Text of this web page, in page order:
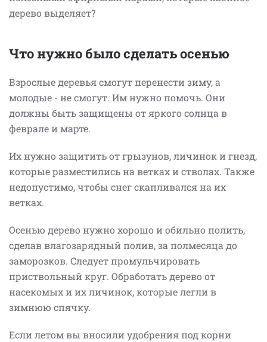
дерево выделяет?
Что нужно было сделать осенью
Взрослые деревья смогут перенести зиму, а
молодые - не смогут. Им нужно помочь. Они
должны быть защищены от яркого солнца в
феврале и марте.
Их нужно защитить от грызунов, личинок и гнезд,
которые разместились на ветках и стволах. Также
недопустимо, чтобы снег скапливался на их
ветках.
Осенью дерево нужно хорошо и обильно полить,
сделав влагозарядный полив, за полмесяца до
заморозков. Следует промульчировать
приствольный круг. Обработать дерево от
насекомых и их личинок, которые легли в
зимнюю спячку.
Если летом вы вносили удобрения под корни